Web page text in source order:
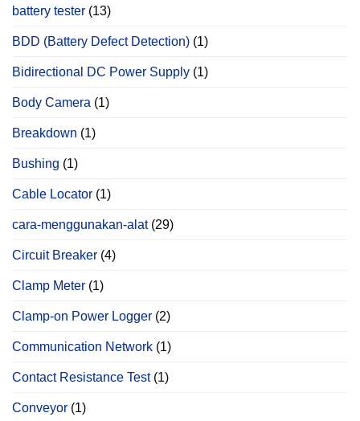
battery tester (13)
BDD (Battery Defect Detection) (1)
Bidirectional DC Power Supply (1)
Body Camera (1)
Breakdown (1)
Bushing (1)
Cable Locator (1)
cara-menggunakan-alat(29)
Circuit Breaker (4)
Clamp Meter (1)
Clamp-on Power Logger (2)
Communication Network (1)
Contact Resistance Test(1)
Conveyor (1)